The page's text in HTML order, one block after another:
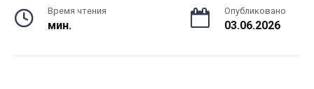
Время чтения
мин.
Опубликовано
03.06.2026